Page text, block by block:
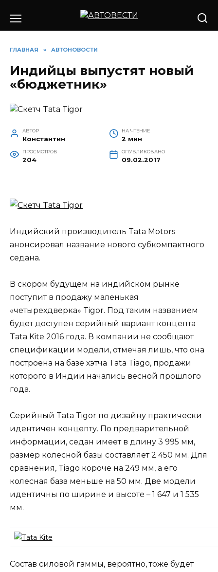
содержанию
ГЛАВНАЯ » АВТОНОВОСТИ
Индийцы выпустят новый
«бюджетник»
АВТОР
Константин
НА ЧТЕНИЕ
2 мин
ПРОСМОТРОВ
204
ОПУБЛИКОВАНО
09.02.2017
Индийский производитель Tata Motors
анонсировал название нового субкомпактного
седана.
В скором будущем на индийском рынке
поступит в продажу маленькая
«четырехдверка» Tigor. Под таким названием
будет доступен серийный вариант концепта
Tata Kite 2016 года. В компании не сообщают
спецификации модели, отмечая лишь, что она
построена на базе хэтча Tata Tiago, продажи
которого в Индии начались весной прошлого
года.
Серийный Tata Tigor по дизайну практически
идентичен концепту. По предварительной
информации, седан имеет в длину 3 995 мм,
размер колесной базы составляет 2 450 мм. Для
сравнения, Tiago короче на 249 мм, а его
колесная база меньше на 50 мм. Две модели
идентичны по ширине и высоте – 1 647 и 1 535
мм.
Состав силовой гаммы, вероятно, тоже будет